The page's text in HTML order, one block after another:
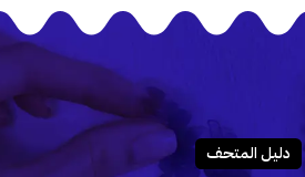
دليـل المتحـف